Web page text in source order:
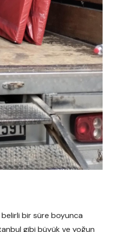
belirli bir süre boyunca
gibi büyük ve yoğun